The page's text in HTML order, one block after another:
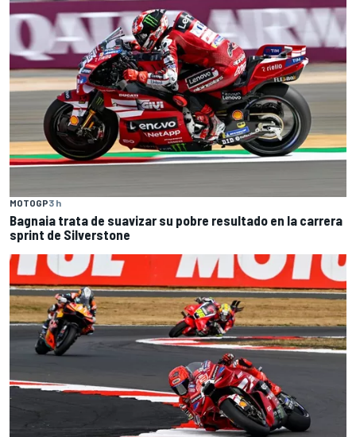
MOTOGP3 h
Bagnaia trata de suavizar su pobre resultado en la carrera
sprint de Silverstone